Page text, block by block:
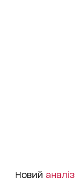
Новий аналіз